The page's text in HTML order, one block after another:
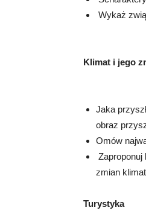
Wykaż
Klimat i jego
Jaka
obraz
Omów
Zaproponuj
zmian
Turystyka